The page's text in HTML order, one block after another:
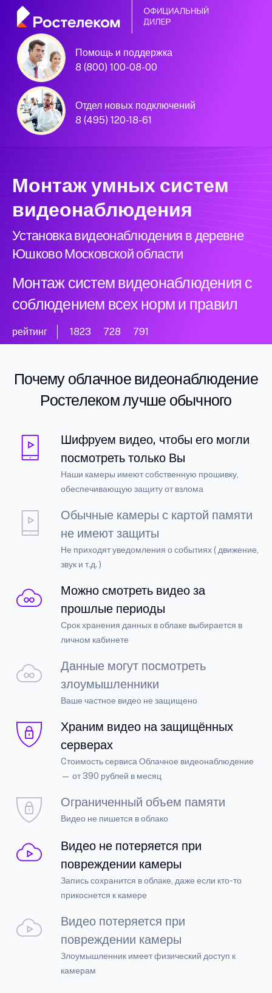
Помощь и поддержка
8 (800) 100-08-00
Отдел новых подключений
8 (495) 120-18-61
Официальный
партнёр Ростелеком
Московская область
Монтаж умных систем
видеонаблюдения
Установка видеонаблюдения в деревне
Юшково Московской области
Монтаж систем видеонаблюдения с
соблюдением всех норм и правил
рейтинг 1823 728 791
Почему облачное видеонаблюдение
Ростелеком лучше обычного
Шифруем видео, чтобы его могли
посмотреть только Вы
Наши камеры имеют собственную прошивку,
обеспечивающую защиту от взлома
Обычные камеры с картой памяти
не имеют защиты
Не приходят уведомления о событиях ( движение,
звук и т.д. )
Можно смотреть видео за
прошлые периоды
Срок хранения данных в облаке выбирается в
личном кабинете
Данные могут посмотреть
злоумышленники
Ваше частное видео не защищено
Храним видео на защищённых
серверах
Cтоимость сервиса Облачное видеонаблюдение
— от 390 рублей в месяц
Ограниченный объем памяти
Видео не пишется в облако
Видео не потеряется при
повреждении камеры
Запись сохранится в облаке, даже если кто-то
прикоснется к камере
Видео потеряется при
повреждении камеры
Злоумышленник имеет физический доступ к
камерам